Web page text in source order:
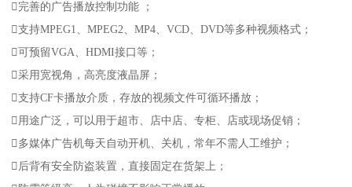
完善的广告播放控制功能 ；
支持MPEG1、MPEG2、MP4、VCD、DVD等多种视频格式；
可预留VGA、HDMI接口等；
采用宽视角，高亮度液晶屏；
支持CF卡播放介质，存放的视频文件可循环播放；
用途广泛，可以用于超市、店中店、专柜、店或现场促销；
多媒体广告机每天自动开机、关机，常年不需人工维护；
后背有安全防盗装置，直接固定在货架上；